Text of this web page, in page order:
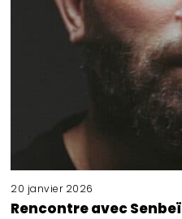
20 janvier 2026
Rencontre avec Senbeï